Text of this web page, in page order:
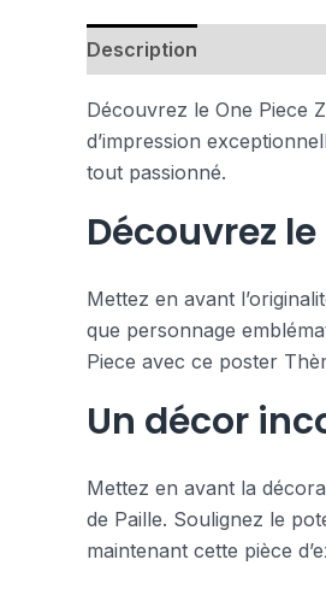
Description
Découvrez le One Piece
d’impression
tout passionné.
Découvrez
Mettez en avant
que personnage
Piece avec ce poster
Un décor
Mettez en avant la
de Paille. Soulignez le
maintenant cette pièce